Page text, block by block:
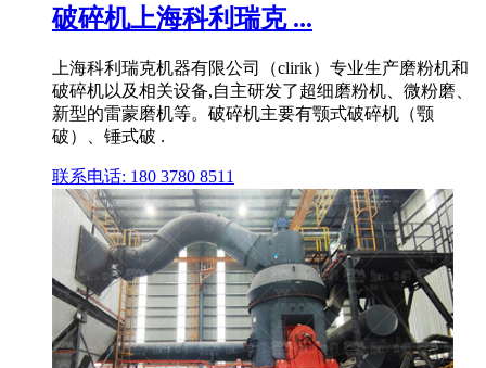
破碎机上海科利瑞克 ...
上海科利瑞克机器有限公司（clirik）专业生产磨粉机和
破碎机以及相关设备,自主研发了超细磨粉机、微粉磨、
新型的雷蒙磨机等。破碎机主要有颚式破碎机（颚
破）、锤式破 .
联系电话: 180 3780 8511